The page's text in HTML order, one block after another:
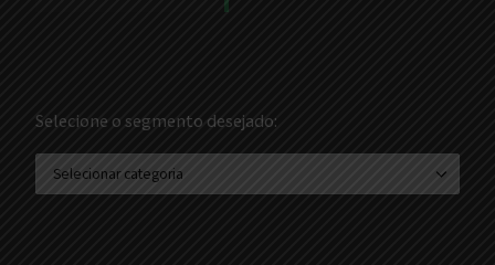
Selecione o segmento desejado: